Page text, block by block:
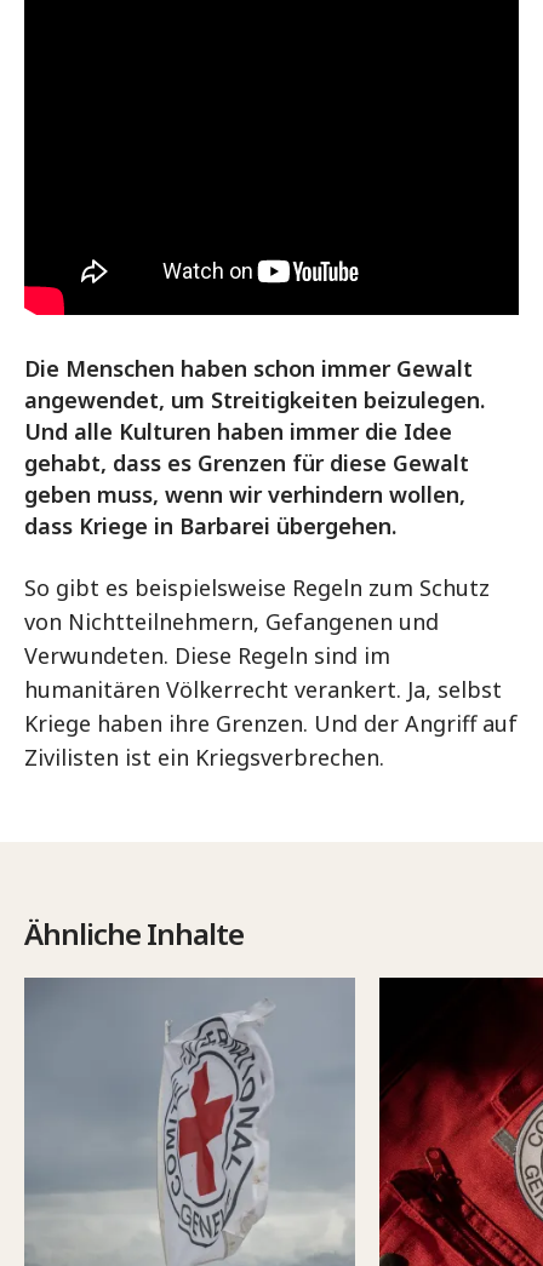
Die Menschen haben schon immer Gewalt
angewendet, um Streitigkeiten beizulegen.
Und alle Kulturen haben immer die Idee
gehabt, dass es Grenzen für diese Gewalt
geben muss, wenn wir verhindern wollen,
dass Kriege in Barbarei übergehen.
So gibt es beispielsweise Regeln zum Schutz
von Nichtteilnehmern, Gefangenen und
Verwundeten. Diese Regeln sind im
humanitären Völkerrecht verankert. Ja, selbst
Kriege haben ihre Grenzen. Und der Angriff auf
Zivilisten ist ein Kriegsverbrechen.
Ähnliche Inhalte